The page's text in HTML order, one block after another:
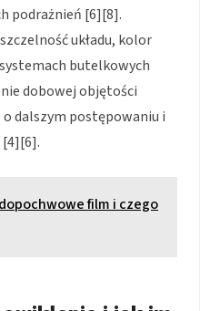
podrażnień [6][8].
układu, kolor
butelkowych
dobowej objętości
dalszym postępowaniu i
[4][6].
film i czego